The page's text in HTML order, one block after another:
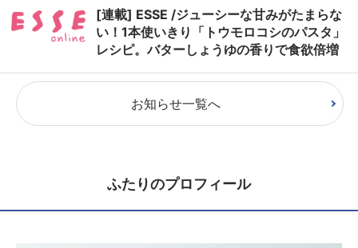
[連載] ESSE /ジューシーな甘みがたまらな
い！1本使いきり「トウモロコシのパスタ」
レシピ。バターしょうゆの香りで食欲倍増
お知らせ一覧へ
ふたりのプロフィール